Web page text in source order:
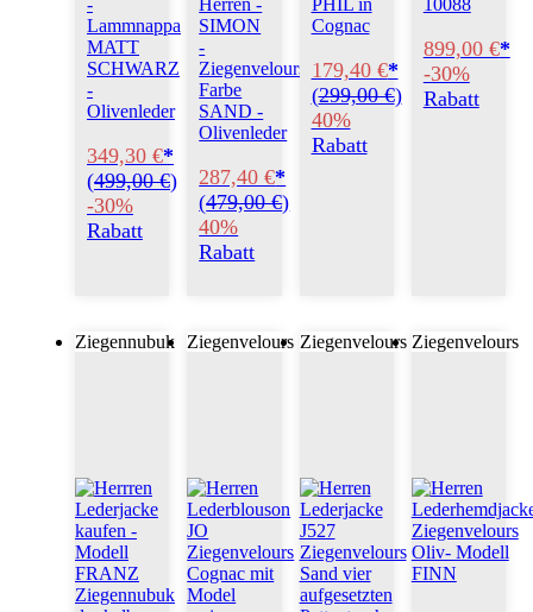
-
Lammnappa
MATT
SCHWARZ
-
Olivenleder
349,30 €*
(499,00 €)
-30%
Rabatt
Herren -
SIMON
-
Ziegenvelours
Farbe
SAND -
Olivenleder
287,40 €*
(479,00 €)
40%
Rabatt
PHIL in
Cognac
179,40 €*
(299,00 €)
40%
Rabatt
10088
899,00 €*
-30%
Rabatt
Ziegennubuk Ziegenvelours Ziegenvelours Ziegenvelours